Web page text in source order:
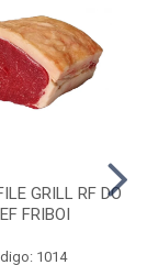
GRILL RF DO
FRIBOI
1014